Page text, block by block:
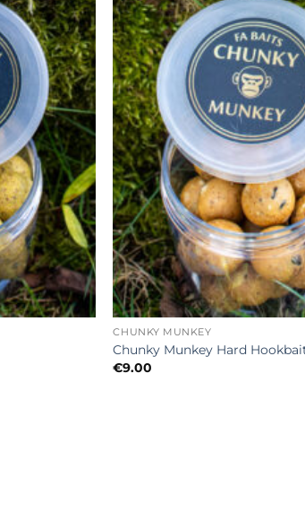
Toevoegen
aan
wenslijst
+
CHUNKY MUNKEY
Chunky Munkey Hard
€9.00